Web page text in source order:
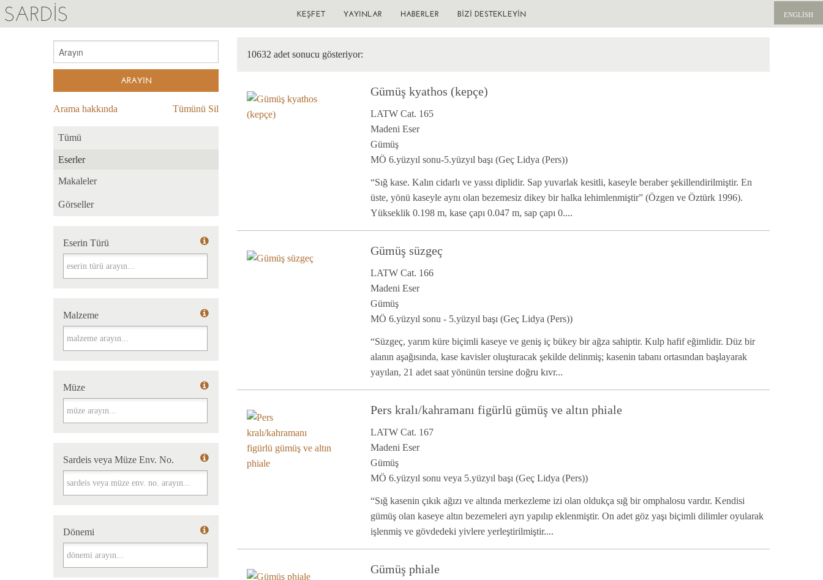
SARDIS ENGLISH
KEŞFET YAYINLAR HABERLER BIZI DESTEKLEYIN
Arama hakkında Tümünü Sil
Tümü
Eserler
Makaleler
Görseller
Eserin Türü
Eserin Türü
Malzeme
Malzeme
Müze
Müze
Sardeis veya Müze Env. No.
Sardeis veya Müze Env. No.
Dönemi
Dönemi
10632 adet sonucu gösteriyor:
Gümüş kyathos (kepçe)
LATW Cat. 165
Madeni Eser
Gümüş
MÖ 6.yüzyıl sonu-5.yüzyıl başı (Geç Lidya (Pers))
“Sığ kase. Kalın cidarlı ve yassı diplidir. Sap yuvarlak kesitli, kaseyle beraber şekillendirilmiştir. En
üste, yönü kaseyle aynı olan bezemesiz dikey bir halka lehimlenmiştir” (Özgen ve Öztürk 1996).
Yükseklik 0.198 m, kase çapı 0.047 m, sap çapı 0....
Gümüş süzgeç
LATW Cat. 166
Madeni Eser
Gümüş
MÖ 6.yüzyıl sonu - 5.yüzyıl başı (Geç Lidya (Pers))
“Süzgeç, yarım küre biçimli kaseye ve geniş iç bükey bir ağza sahiptir. Kulp hafif eğimlidir. Düz bir
alanın aşağısında, kase kavisler oluşturacak şekilde delinmiş; kasenin tabanı ortasından başlayarak
yayılan, 21 adet saat yönünün tersine doğru kıvr...
Pers kralı/kahramanı figürlü gümüş ve altın phiale
LATW Cat. 167
Madeni Eser
Gümüş
MÖ 6.yüzyıl sonu veya 5.yüzyıl başı (Geç Lidya (Pers))
“Sığ kasenin çıkık ağızı ve altında merkezleme izi olan oldukça sığ bir omphalosu vardır. Kendisi
gümüş olan kaseye altın bezemeleri ayrı yapılıp eklenmiştir. On adet göz yaşı biçimli dilimler oyularak
işlenmiş ve gövdedeki yivlere yerleştirilmiştir....
Gümüş phiale